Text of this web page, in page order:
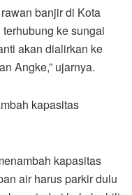
banjir di Kota
ke sungai
akan dialirkan ke
Angke,” ujarnya.
kapasitas
kapasitas
air harus parkir dulu